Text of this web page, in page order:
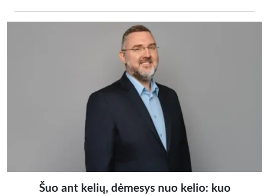
Šuo ant kelių, dėmesys nuo kelio: kuo